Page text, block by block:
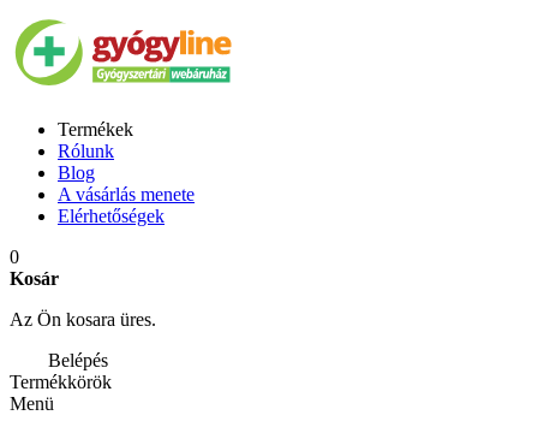
Termékek
Rólunk
Blog
A vásárlás menete
Elérhetőségek
0
Kosár
Az Ön kosara üres.
Belépés
Termékkörök
Menü